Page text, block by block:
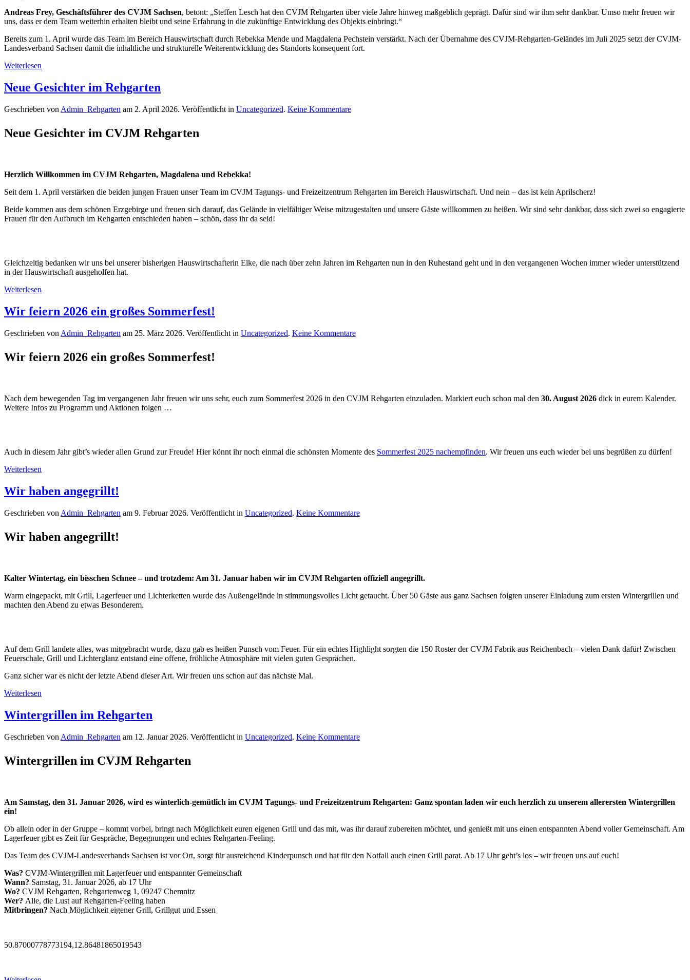
Andreas Frey, Geschäftsführer des CVJM Sachsen, betont: „Steffen Lesch hat den CVJM Rehgarten über viele Jahre hinweg maßgeblich geprägt. Dafür sind wir ihm sehr dankbar. Umso mehr freuen wir
uns, dass er dem Team weiterhin erhalten bleibt und seine Erfahrung in die zukünftige Entwicklung des Objekts einbringt.“
Bereits zum 1. April wurde das Team im Bereich Hauswirtschaft durch Rebekka Mende und Magdalena Pechstein verstärkt. Nach der Übernahme des CVJM-Rehgarten-Geländes im Juli 2025 setzt der CVJM-
Landesverband Sachsen damit die inhaltliche und strukturelle Weiterentwicklung des Standorts konsequent fort.
Weiterlesen
Neue Gesichter im Rehgarten
Geschrieben von Admin_Rehgarten am 2. April 2026. Veröffentlicht in Uncategorized. Keine Kommentarezu
Neue Gesichter im CVJM Rehgarten
Herzlich Willkommen im CVJM Rehgarten, Magdalena und Rebekka!
Seit dem 1. April verstärken die beiden jungen Frauen unser Team im CVJM Tagungs- und Freizeitzentrum Rehgarten im Bereich Hauswirtschaft. Und nein – das ist kein Aprilscherz!
Beide kommen aus dem schönen Erzgebirge und freuen sich darauf, das Gelände in vielfältiger Weise mitzugestalten und unsere Gäste willkommen zu heißen. Wir sind sehr dankbar, dass sich zwei so engagierte
Frauen für den Aufbruch im Rehgarten entschieden haben – schön, dass ihr da seid!
Gleichzeitig bedanken wir uns bei unserer bisherigen Hauswirtschafterin Elke, die nach über zehn Jahren im Rehgarten nun in den Ruhestand geht und in den vergangenen Wochen immer wieder unterstützend
in der Hauswirtschaft ausgeholfen hat.
Weiterlesen
Wir feiern 2026 ein großes Sommerfest!
Geschrieben von Admin_Rehgarten am 25. März 2026. Veröffentlicht in Uncategorized. Keine Kommentarezu
Wir feiern 2026 ein großes Sommerfest!
Nach dem bewegenden Tag im vergangenen Jahr freuen wir uns sehr, euch zum Sommerfest 2026 in den CVJM Rehgarten einzuladen. Markiert euch schon mal den 30. August 2026 dick in eurem Kalender.
Weitere Infos zu Programm und Aktionen folgen …
Auch in diesem Jahr gibt’s wieder allen Grund zur Freude! Hier könnt ihr noch einmal die schönsten Momente des Sommerfest 2025 nachempfinden. Wir freuen uns euch wieder bei uns begrüßen zu dürfen!
Weiterlesen
Wir haben angegrillt!
Geschrieben von Admin_Rehgarten am 9. Februar 2026. Veröffentlicht in Uncategorized. Keine Kommentarezu
Wir haben angegrillt!
Kalter Wintertag, ein bisschen Schnee – und trotzdem: Am 31. Januar haben wir im CVJM Rehgarten offiziell angegrillt.
Warm eingepackt, mit Grill, Lagerfeuer und Lichterketten wurde das Außengelände in stimmungsvolles Licht getaucht. Über 50 Gäste aus ganz Sachsen folgten unserer Einladung zum ersten Wintergrillen und
machten den Abend zu etwas Besonderem.
Auf dem Grill landete alles, was mitgebracht wurde, dazu gab es heißen Punsch vom Feuer. Für ein echtes Highlight sorgten die 150 Roster der CVJM Fabrik aus Reichenbach – vielen Dank dafür! Zwischen
Feuerschale, Grill und Lichterglanz entstand eine offene, fröhliche Atmosphäre mit vielen guten Gesprächen.
Ganz sicher war es nicht der letzte Abend dieser Art. Wir freuen uns schon auf das nächste Mal.
Weiterlesen
Wintergrillen im Rehgarten
Geschrieben von Admin_Rehgarten am 12. Januar 2026. Veröffentlicht in Uncategorized. Keine Kommentarezu
Wintergrillen im CVJM Rehgarten
Am Samstag, den 31. Januar 2026, wird es winterlich-gemütlich im CVJM Tagungs- und Freizeitzentrum Rehgarten: Ganz spontan laden wir euch herzlich zu unserem allerersten Wintergrillen
ein!
Ob allein oder in der Gruppe – kommt vorbei, bringt nach Möglichkeit euren eigenen Grill und das mit, was ihr darauf zubereiten möchtet, und genießt mit uns einen entspannten Abend voller Gemeinschaft. Am
Lagerfeuer gibt es Zeit für Gespräche, Begegnungen und echtes Rehgarten-Feeling.
Das Team des CVJM-Landesverbands Sachsen ist vor Ort, sorgt für ausreichend Kinderpunsch und hat für den Notfall auch einen Grill parat. Ab 17 Uhr geht’s los – wir freuen uns auf euch!
Was? CVJM-Wintergrillen mit Lagerfeuer und entspannter Gemeinschaft
Wann? Samstag, 31. Januar 2026, ab 17 Uhr
Wo? CVJM Rehgarten, Rehgartenweg 1, 09247 Chemnitz
Wer? Alle, die Lust auf Rehgarten-Feeling haben
Mitbringen? Nach Möglichkeit eigener Grill, Grillgut und Essen
50.87000778773194,12.86481865019543